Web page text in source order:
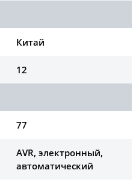
Китай
12
77
AVR, электронный,
автоматический